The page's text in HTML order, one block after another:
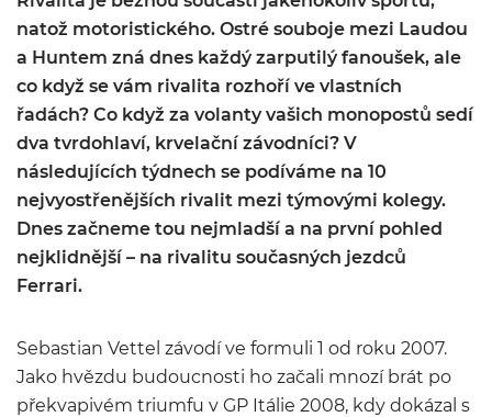
natož motoristického. Ostré souboje mezi Laudou
a Huntem zná dnes každý zarputilý fanoušek, ale
co když se vám rivalita rozhoří ve vlastních
řadách? Co když za volanty vašich monopostů sedí
dva tvrdohlaví, krvelační závodníci? V
následujících týdnech se podíváme na 10
nejvyostřenějších rivalit mezi týmovými kolegy.
Dnes začneme tou nejmladší a na první pohled
nejklidnější – na rivalitu současných jezdců
Ferrari.
Sebastian Vettel závodí ve formuli 1 od roku 2007.
Jako hvězdu budoucnosti ho začali mnozí brát po
překvapivém triumfu v GP Itálie 2008, kdy dokázal s